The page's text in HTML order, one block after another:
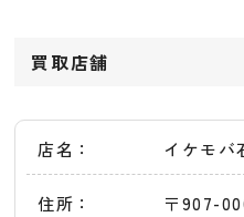
買取店舗
店名： イケモバ
住所：
〒907-